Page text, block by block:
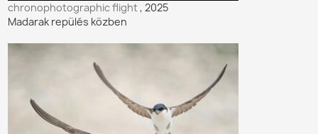
chronophotographic flight, 2025
Madarak repülés közben